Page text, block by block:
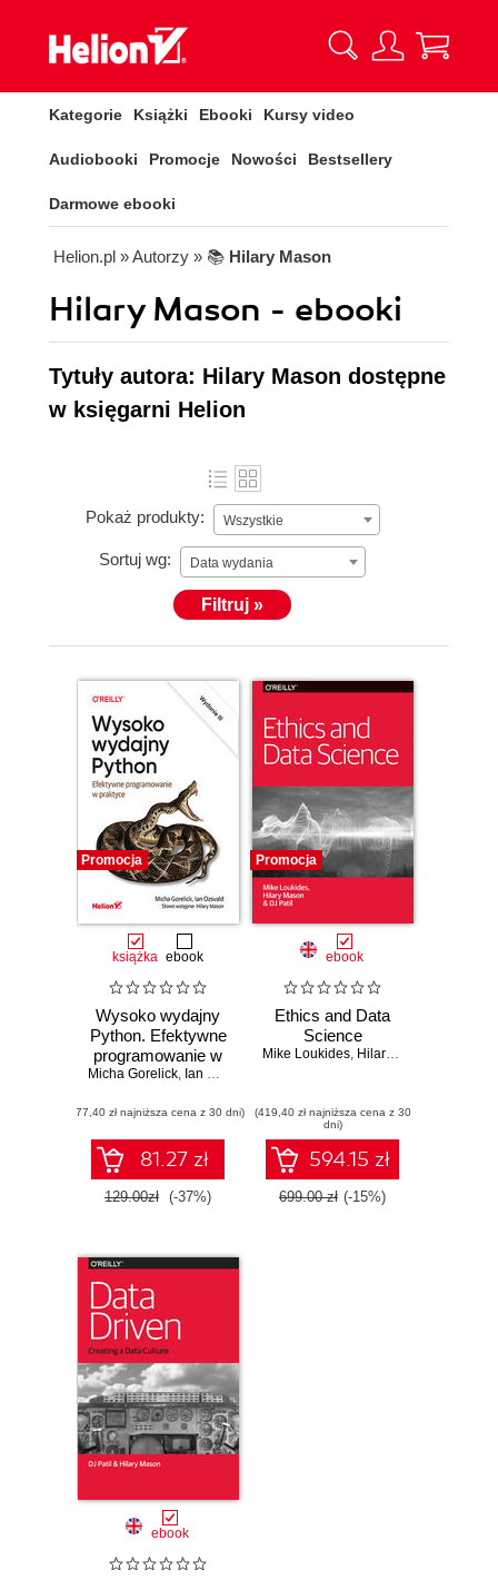
Kategorie Książki Ebooki Kursy video
Audiobooki Promocje Nowości Bestsellery
Darmowe ebooki
Helion.pl » Autorzy » 📚 Hilary Mason
Hilary Mason - ebooki
Tytuły autora: Hilary Mason dostępne
w księgarni Helion
Pokaż produkty: Wszystkie
Sortuj wg: Data wydania
Filtruj »
Promocja
książka ebook
Wysoko wydajny
Python. Efektywne
programowanie w
praktyce. Wydanie
Micha Gorelick, Ian Ozsvald
(77,40 zł najniższa cena z 30 dni)
81.27 zł
129.00zł (-37%)
Promocja
ebook
Ethics and Data
Science
Mike Loukides, Hilary Mason
(419,40 zł najniższa cena z 30
dni)
594.15 zł
699.00 zł (-15%)
ebook